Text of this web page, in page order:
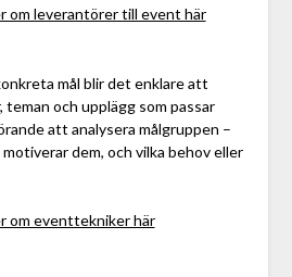
om leverantörer till event här
mål blir det enklare att
och upplägg som passar
att analysera målgruppen –
dem, och vilka behov eller
om eventtekniker här